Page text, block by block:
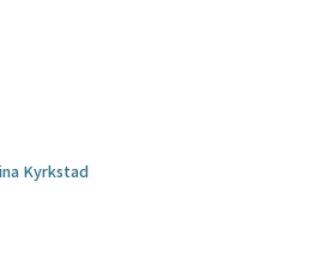
Kyrkstad